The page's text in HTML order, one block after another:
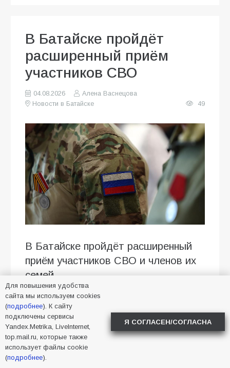
В Батайске пройдёт
расширенный приём
участников СВО
04.08.2026
Алена Васнецова
Новости в Батайске
49
В Батайске пройдёт расширенный
приём участников СВО и членов их
семей
21 августа в 14:00 в Городском
культурно-досуговом центре (пл.
Ленина, 5) состоится расширенный
приём участников специальной
военной операции и членов их
Для повышения удобства
сайта мы используем cookies
(подробнее). К сайту
подключены сервисы
Yandex.Metrika, LiveInternet,
top.mail.ru, которые также
использует файлы cookie
(подробнее).
Я СОГЛАСЕН/СОГЛАСНА